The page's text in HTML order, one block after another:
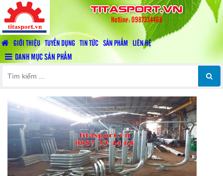
titasport.vn
Hotline: 0987334468
GIỚI THIỆU TUYỂN DỤNG TIN TỨC SẢN PHẨM LIÊN HỆ
DANH MỤC SẢN PHẨM